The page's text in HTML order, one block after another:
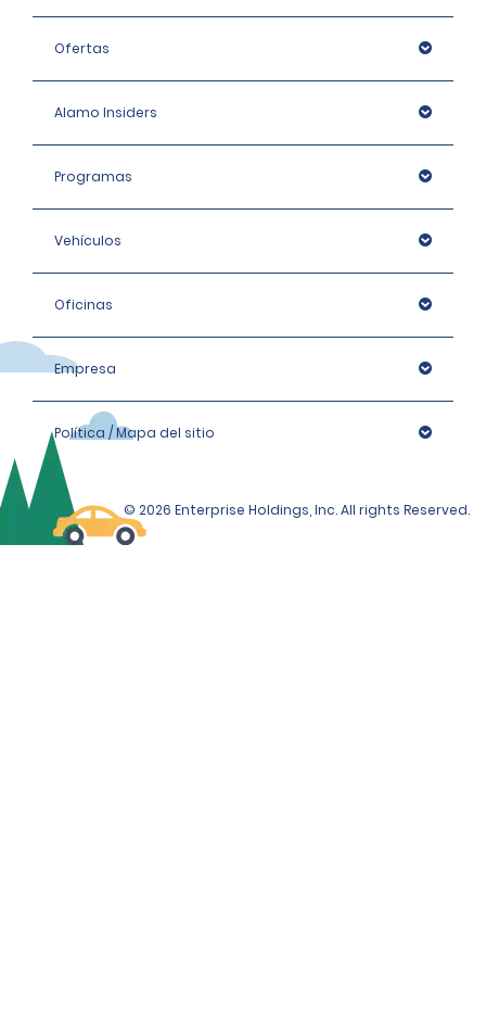
Ofertas
Alamo Insiders
Programas
Vehículos
Oficinas
Empresa
Política / Mapa del sitio
© 2026 Enterprise Holdings, Inc. All rights Reserved.